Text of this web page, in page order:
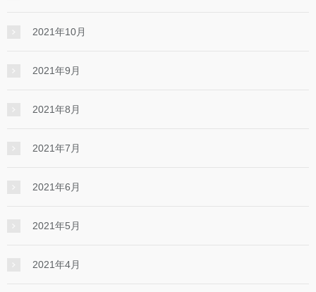
2021年10月
2021年9月
2021年8月
2021年7月
2021年6月
2021年5月
2021年4月